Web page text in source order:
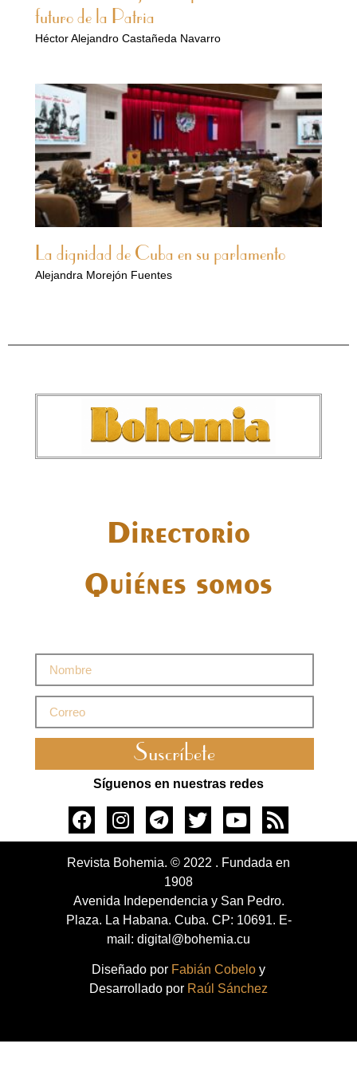
futuro de la Patria
Héctor Alejandro Castañeda Navarro
La dignidad de Cuba en su parlamento
Alejandra Morejón Fuentes
Directorio
Quiénes somos
Suscríbete
Síguenos en nuestras redes
Revista Bohemia. © 2022 . Fundada en
1908
Avenida Independencia y San Pedro.
Plaza. La Habana. Cuba. CP: 10691. E-
mail: digital@bohemia.cu
Diseñado por Fabián Cobelo y
Desarrollado por Raúl Sánchez